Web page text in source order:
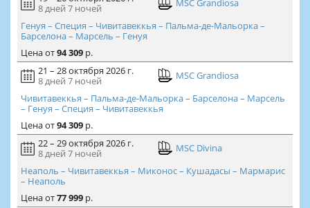
8 дней 7 ночей
MSC Grandiosa
Генуя – Специя – Чивитавеккья – Пальма-де-Мальорка –
Барселона – Марсель – Генуя
Ценаот94 309р.
21 – 28 октября 2026 г.
8 дней 7 ночей
MSC Grandiosa
Чивитавеккья – Пальма-де-Мальорка – Барселона – Марсель
– Генуя – Специя – Чивитавеккья
Ценаот94 309р.
22 – 29 октября 2026 г.
8 дней 7 ночей
MSC Divina
Неаполь – Чивитавеккья – Миконос – Кушадасы – Мармарис
– Неаполь
Ценаот77 999р.